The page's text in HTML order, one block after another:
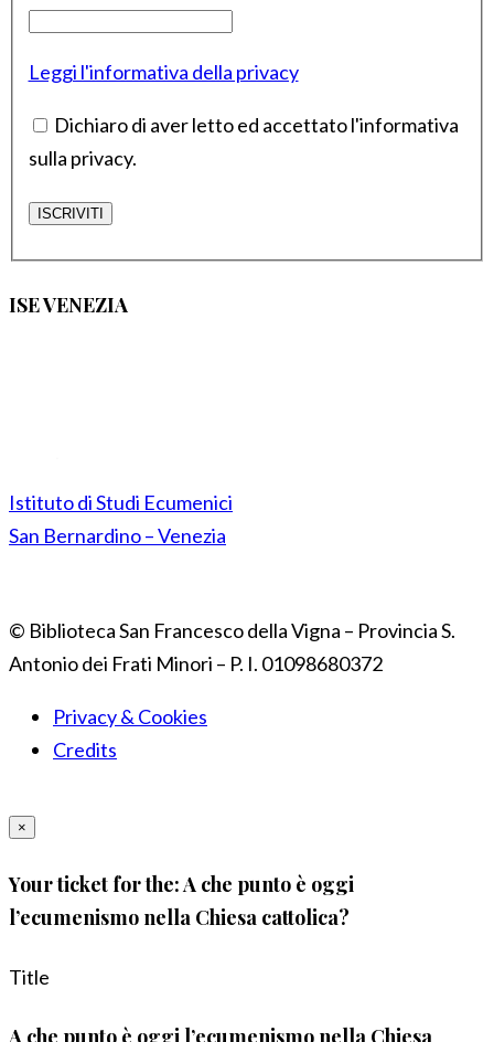
Leggi l'informativa della privacy
Dichiaro di aver letto ed accettato l'informativa
sulla privacy.
ISE VENEZIA
Istituto di Studi Ecumenici
San Bernardino – Venezia
© Biblioteca San Francesco della Vigna – Provincia S.
Antonio dei Frati Minori – P. I. 01098680372
Privacy & Cookies
Credits
×
Your ticket for the: A che punto è oggi
l’ecumenismo nella Chiesa cattolica?
Title
A che punto è oggi l’ecumenismo nella Chiesa